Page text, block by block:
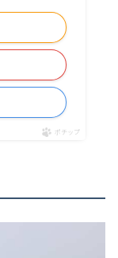
ポチップ